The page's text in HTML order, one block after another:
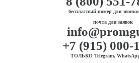
бесплатный номер для
почта для заявок
+7 (915) 000-
ТОЛЬКО Telegram,